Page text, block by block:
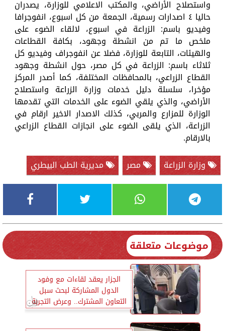
واستصلاح الأراضي، والمكتب الاعلامي للوزارة، يصدران
حاليا ٤ اصدارات رسمية، الجمعة من كل اسبوع، انفوجرافا
وفيديو باسم: الزراعة في اسبوع، لالقاء الضوء على
ملخص ما تم من انشطة وجهود، بكافة القطاعات
والهيئات، التابعة للوزارة، فضلا عن انفوجراف وفيديو كل
ثلاثاء باسم: الزراعة في كل مصر، حول انشطة وجهود
القطاع الزراعي، بالمحافظات المختلفة، كما أصدر المركز
مؤخرا، سلسلة دليل خدمات وزارة الزراعة واستصلاح
الأراضي، والذي يلقي الضوء على الخدمات التي تقدمها
الوزارة للمزارع والمربي، كذلك الاصدار الاخير ارقام في
الزراعة، الذي يلقى الضوء على انجازات القطاع الزراعي
بالارقام.
وزارة الزراعة
مصر مديرية الطب البيطري
موضوعات متعلقة
الجزار يعقد لقاءات مع وفود
الدول المشاركة لبحث سبل
التعاون المشترك.. وعرض التجربة
العمرانية المصرية